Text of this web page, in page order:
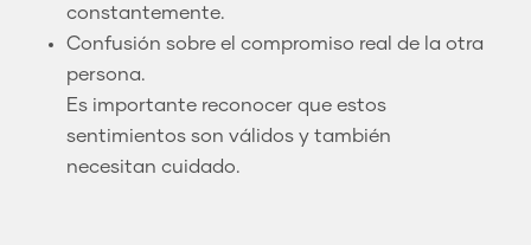
constantemente.
Confusión sobre el compromiso real de la otra
persona.
Es importante reconocer que estos
sentimientos son válidos y también
necesitan cuidado.